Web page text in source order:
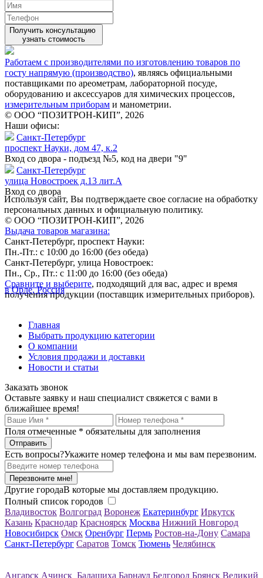
Получить консультацию
узнать стоимость
Работаем с производителями по изготовлению товаров по
госту напрямую (производство), являясь официальными
поставщиками по ареометрам, лабораторной посуде,
оборудованию и аксессуаров для химических процессов,
измерительным приборам и манометрии.
© ООО “ПОЗИТРОН-КИП”, 2026
Наши офисы:
Санкт-Петербург
проспект Науки, дом 47, к.2
Вход со двора - подъезд №5, код на двери "9"
Санкт-Петербург
улица Новостроек д.13 лит.А
Вход со двора
Используя сайт, Вы подтверждаете свое согласие на обработку
персональных данных и официальную политику.
© ООО “ПОЗИТРОН-КИП”, 2026
Выдача товаров магазина:
Санкт-Петербург, проспект Науки:
Пн.-Пт.: с 10:00 до 16:00 (без обеда)
Санкт-Петербург, улица Новостроек:
Пн., Ср., Пт.: с 11:00 до 16:00 (без обеда)
Сравните и выберите, подходящий для вас, адрес и время
получения продукции (поставщик измерительных приборов).
в Орле, Россия
Главная
Выбрать продукцию категории
О компании
Условия продажи и доставки
Новости и статьи
Заказать звонок
Оставьте заявку и наш специалист свяжется с вами в
ближайшее время!
Поля отмеченные * обязательны для заполнения
Есть вопросы?Укажите номер телефона и мы вам перезвоним.
Перезвоните мне!
Другие городаВ которые мы доставляем продукцию.
Полный список городов
Владивосток Волгоград Воронеж Екатеринбург Иркутск
Казань Краснодар Красноярск Москва Нижний Новгород
Новосибирск Омск Оренбург Пермь Ростов-на-Дону Самара
Санкт-Петербург Саратов Томск Тюмень Челябинск
Ангарск Ачинск Балашиха Барнаул Белгород Брянск Великий